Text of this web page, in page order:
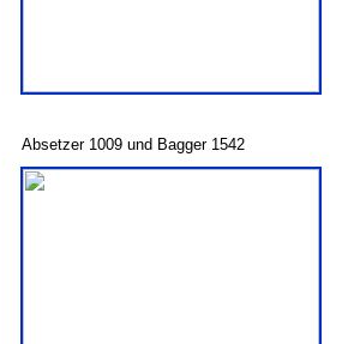
Absetzer 1009 und Bagger 1542